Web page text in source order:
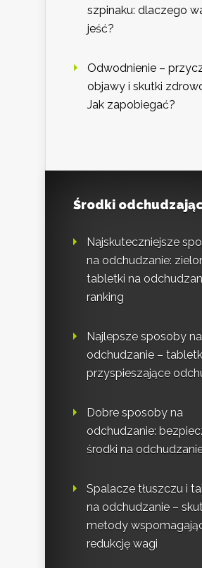
szpinaku: dlaczego
jeść?
Odwodnienie –
objawy i skutki
Jak zapobiegać?
Środki
Najskuteczniejsze
na odchudzanie:
tabletki na
ranking
Najlepsze sposoby na
odchudzanie –
przyspieszające
Dobre sposoby na
odchudzanie:
środki na
Spalacze tłuszczu i
na odchudzanie –
metody
redukcję wagi